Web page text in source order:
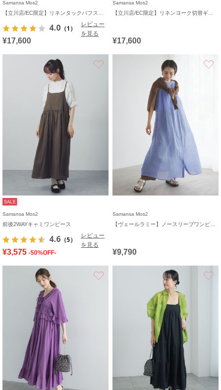
Samansa Mos2
4.0 （1）
レビュー
を見る
¥17,600
Samansa Mos2
¥17,600
SALE
Samansa Mos2
前後2WAYキャミワンピース
4.6 （5）
レビュー
を見る
¥3,575 -50%OFF-
Samansa Mos2
¥9,790